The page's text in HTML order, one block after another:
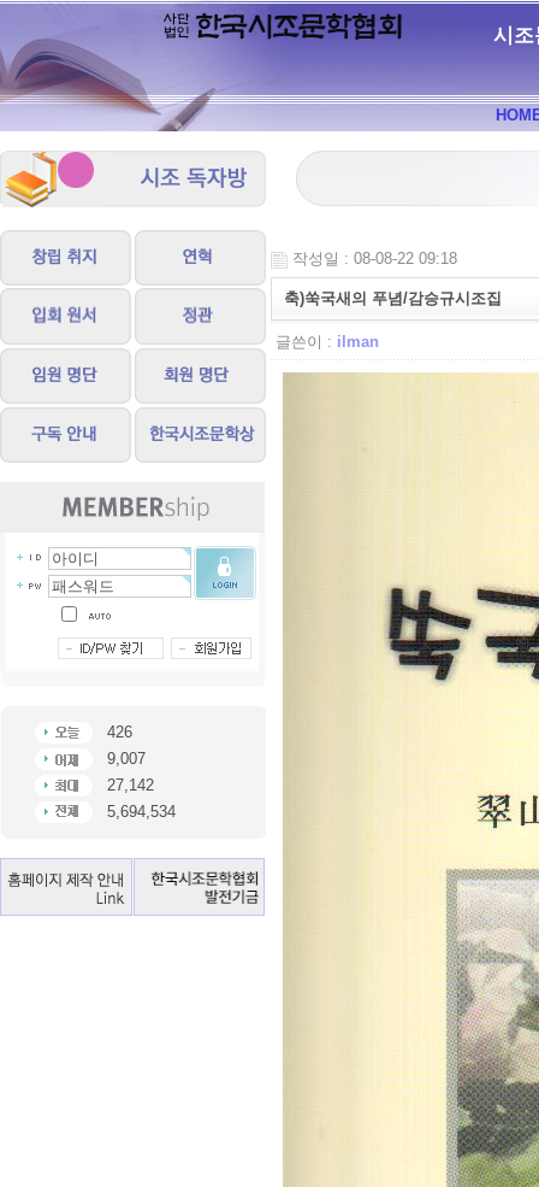
시조
426
9,007
27,142
5,694,534
작성일 : 08-08-22 09:18
축)쑥국새의 푸념/감승규시조집
글쓴이 : ilman